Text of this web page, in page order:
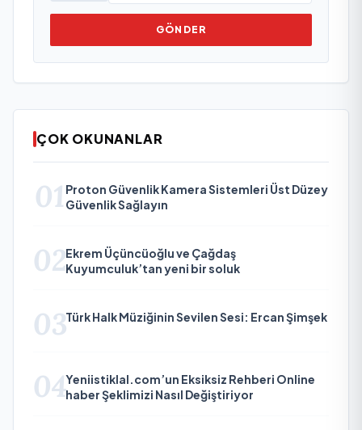
GÖNDER
ÇOK OKUNANLAR
01 Proton Güvenlik Kamera Sistemleri Üst Düzey
Güvenlik Sağlayın
02Ekrem Üçüncüoğlu ve Çağdaş
Kuyumculuk’tan yeni bir soluk
03Türk Halk Müziğinin Sevilen Sesi: Ercan Şimşek
04Yeniistiklal.com’un Eksiksiz Rehberi Online
haber Şeklimizi Nasıl Değiştiriyor